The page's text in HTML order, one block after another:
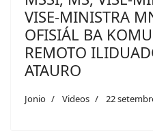
VISE-MINISTRA
OFISIÁL BA
REMOTO
ATAURO
Jonio Videos 22